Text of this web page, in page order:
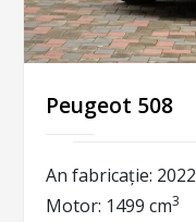
Peugeot 508
An fabricație: 2022
Motor: 1499 cm3